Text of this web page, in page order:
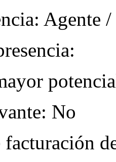
Agente
No
facturación